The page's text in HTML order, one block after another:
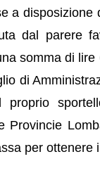
a
dal parere
somma di
di
Provincie
per ottenere